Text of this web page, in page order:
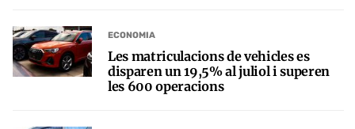
ECONOMIA
Les matriculacions de vehicles es
disparen un 19,5% al juliol i superen
les 600 operacions